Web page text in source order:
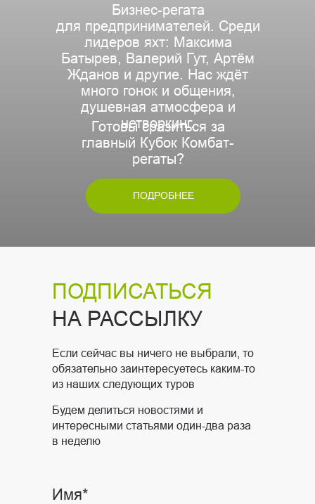
Бизнес-регата
для предпринимателей. Среди
лидеров яхт: Максима
Батырев, Валерий Гут, Артём
Жданов и другие. Нас ждёт
много гонок и общения,
душевная атмосфера и
нетворкинг.
Готовы сразиться за
главный Кубок Комбат-
регаты?
ПОДРОБНЕЕ
ПОДПИСАТЬСЯ
НА РАССЫЛКУ
Если сейчас вы ничего не выбрали, то
обязательно заинтересуетесь каким-то
из наших следующих туров
Имя*
Будем делиться новостями и
интересными статьями один-два раза
в неделю